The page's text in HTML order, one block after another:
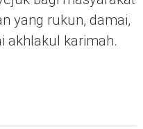
yang rukun, damai,
akhlakul karimah.